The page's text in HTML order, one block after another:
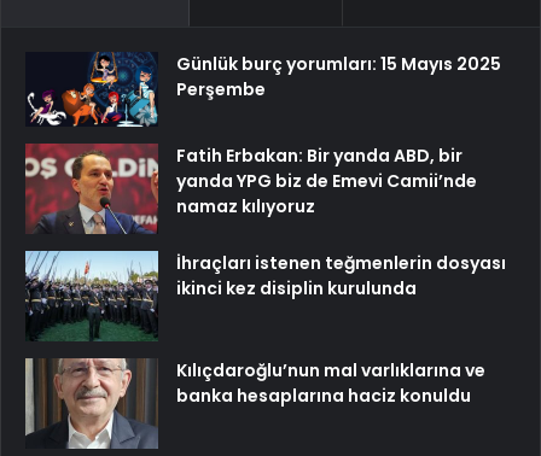
Günlük burç yorumları: 15 Mayıs 2025
Perşembe
Fatih Erbakan: Bir yanda ABD, bir
yanda YPG biz de Emevi Camii’nde
namaz kılıyoruz
İhraçları istenen teğmenlerin dosyası
ikinci kez disiplin kurulunda
Kılıçdaroğlu’nun mal varlıklarına ve
banka hesaplarına haciz konuldu